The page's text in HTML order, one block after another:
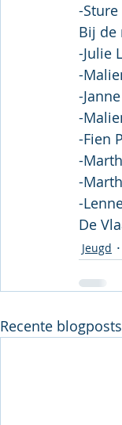
-
Bij de
-Julie
-
-
-
-Fien
-
-
-
De
Jeugd
Recente blogposts